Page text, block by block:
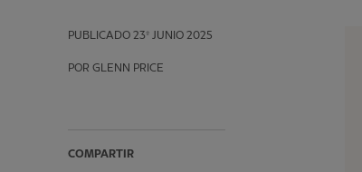
PUBLICADO 23º JUNIO 2025
POR GLENN PRICE
COMPARTIR